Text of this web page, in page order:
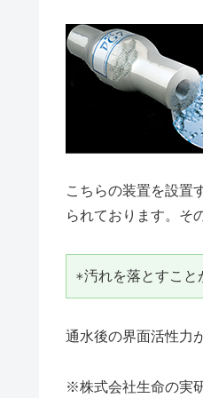
こちらの装置を設置
られております。そ
∗汚れを落とすこと
通水後の界面活性力
※株式会社生命の実